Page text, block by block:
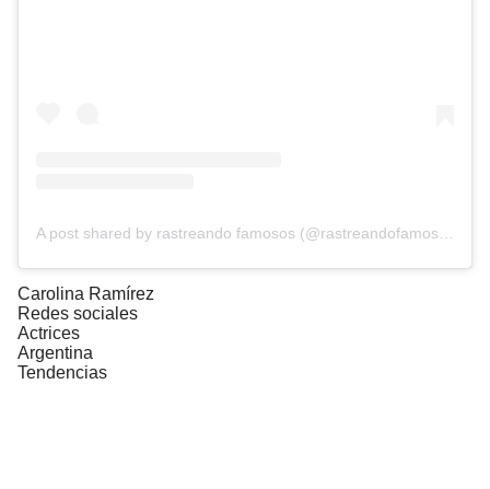
Carolina Ramírez
Redes sociales
Actrices
Argentina
Tendencias